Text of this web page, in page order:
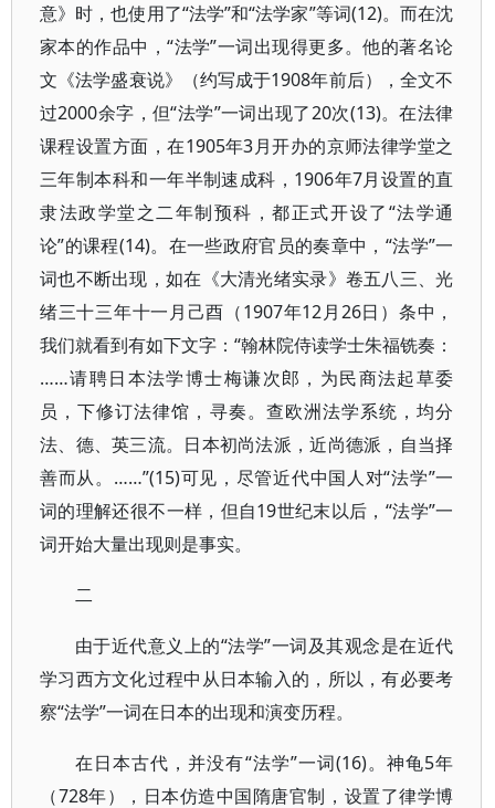
意》时，也使用了“法学”和“法学家”等词(12)。而在沈
家本的作品中，“法学”一词出现得更多。他的著名论
文《法学盛衰说》（约写成于1908年前后），全文不
过2000余字，但“法学”一词出现了20次(13)。在法律
课程设置方面，在1905年3月开办的京师法律学堂之
三年制本科和一年半制速成科，1906年7月设置的直
隶法政学堂之二年制预科，都正式开设了“法学通
论”的课程(14)。在一些政府官员的奏章中，“法学”一
词也不断出现，如在《大清光绪实录》卷五八三、光
绪三十三年十一月己酉（1907年12月26日）条中，
我们就看到有如下文字：“翰林院侍读学士朱福铣奏：
……请聘日本法学博士梅谦次郎，为民商法起草委
员，下修订法律馆，寻奏。查欧洲法学系统，均分
法、德、英三流。日本初尚法派，近尚德派，自当择
善而从。……”(15)可见，尽管近代中国人对“法学”一
词的理解还很不一样，但自19世纪末以后，“法学”一
词开始大量出现则是事实。
二
由于近代意义上的“法学”一词及其观念是在近代
学习西方文化过程中从日本输入的，所以，有必要考
察“法学”一词在日本的出现和演变历程。
在日本古代，并没有“法学”一词(16)。神龟5年
（728年），日本仿造中国隋唐官制，设置了律学博